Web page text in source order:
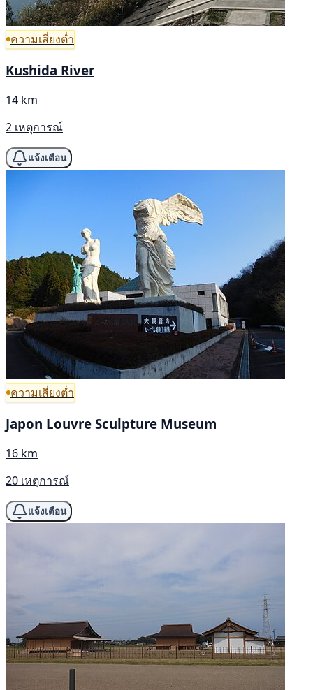
ความเสี่ยงต่ำ
Kushida River
14 km
2 เหตุการณ์
แจ้งเตือน
ความเสี่ยงต่ำ
Japon Louvre Sculpture Museum
16 km
20 เหตุการณ์
แจ้งเตือน